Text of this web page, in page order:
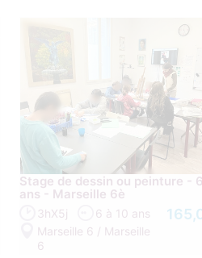
Stage de dessin ou peinture -
ans - Marseille 6è
3hX5j
6 à 10 ans
Marseille 6 / Marseille
6